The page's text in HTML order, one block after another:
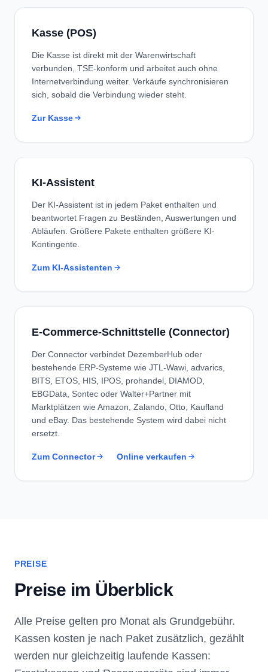
Kasse (POS)
Die Kasse ist direkt mit der Warenwirtschaft
verbunden, TSE-konform und arbeitet auch ohne
Internetverbindung weiter. Verkäufe synchronisieren
sich, sobald die Verbindung wieder steht.
Zur Kasse
KI-Assistent
Der KI-Assistent ist in jedem Paket enthalten und
beantwortet Fragen zu Beständen, Auswertungen und
Abläufen. Größere Pakete enthalten größere KI-
Kontingente.
Zum KI-Assistenten
E-Commerce-Schnittstelle (Connector)
Der Connector verbindet DezemberHub oder
bestehende ERP-Systeme wie JTL-Wawi, advarics,
BITS, ETOS, HIS, IPOS, prohandel, DIAMOD,
EBGData, Sontec oder Walter+Partner mit
Marktplätzen wie Amazon, Zalando, Otto, Kaufland
und eBay. Das bestehende System wird dabei nicht
ersetzt.
Zum Connector Online verkaufen
PREISE
Preise im Überblick
Alle Preise gelten pro Monat als Grundgebühr.
Kassen kosten je nach Paket zusätzlich, gezählt
werden nur gleichzeitig laufende Kassen: